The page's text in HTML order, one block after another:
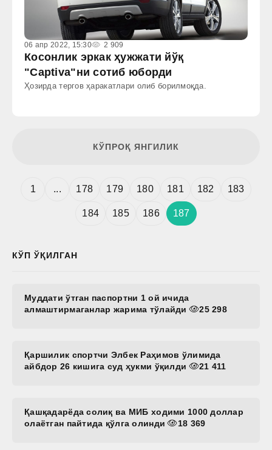
06 апр 2022, 15:30 2 909
Косонлик эркак ҳужжати йўқ
"Сaptiva"ни сотиб юборди
Ҳозирда тергов ҳаракатлари олиб борилмоқда.
КЎПРОҚ ЯНГИЛИК
1 ... 178 179 180 181 182 183
184 185 186 187
КЎП ЎҚИЛГАН
Муддати ўтган паспортни 1 ой ичида
алмаштирмаганлар жарима тўлайди
25 298
Қаршилик спортчи Элбек Раҳимов ўлимида
айбдор 26 кишига суд ҳукми ўқилди
21 411
Қашқадарёда солиқ ва МИБ ходими 1000 доллар
олаётган пайтида қўлга олинди
18 369